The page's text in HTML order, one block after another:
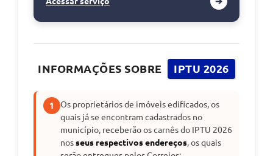
INFORMAÇÕES SOBRE IPTU 2026
1
Os proprietários de imóveis edificados, os
quais já se encontram cadastrados no
município, receberão os carnês do IPTU 2026
nosseus respectivos endereços, os quais